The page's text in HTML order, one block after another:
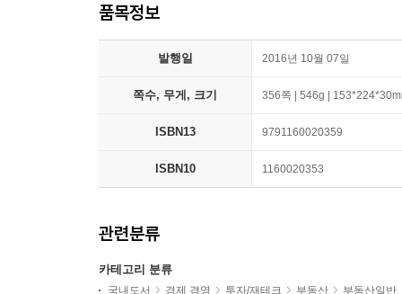
품목정보
발행일 2016년 10월 07일
쪽수, 무게, 크기 356쪽 | 546g |
ISBN13 9791160020359
ISBN10 1160020353
관련분류
카테고리 분류
국내도서 경제 경영 투자/재테크 부동산
부동산일반